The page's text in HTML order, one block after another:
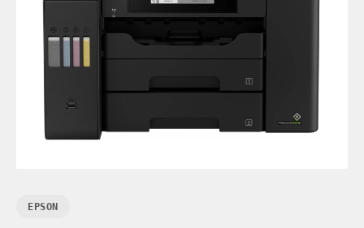
EPSON